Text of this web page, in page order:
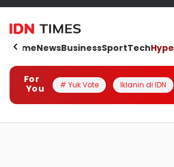
HomeNewsBusinessSportTechHype
For
You
# Yuk Vote Iklanin di IDN